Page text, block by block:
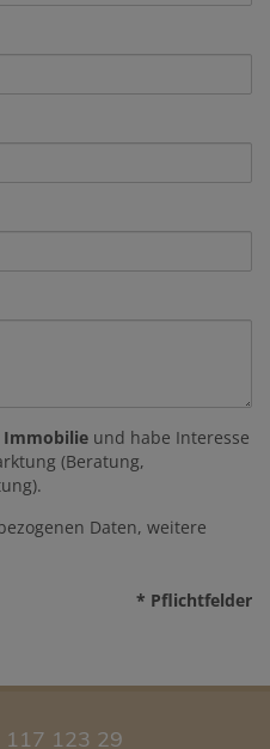
Immobilie und habe Interesse
(Beratung,
Daten, weitere
* Pflichtfelder
117 123 29